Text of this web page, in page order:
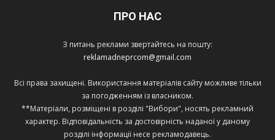
ПРО НАС
З питань реклами звертайтесь на пошту:
reklamadneprcom@gmail.com
Всі права захищені. Використання матеріалів сайту можливе тільки
за погодженням із власником.
**Матеріали, розміщені в розділі "Вибори", носять рекламний
характер. Відповідальність за достовірність наданої у даному
розділі інформації несе рекламодавець.